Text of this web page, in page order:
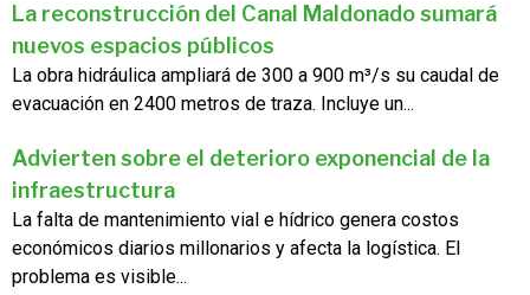
La reconstrucción del Canal Maldonado sumará
nuevos espacios públicos
La obra hidráulica ampliará de 300 a 900 m³/s su caudal de
evacuación en 2400 metros de traza. Incluye un...
Advierten sobre el deterioro exponencial de la
infraestructura
La falta de mantenimiento vial e hídrico genera costos
económicos diarios millonarios y afecta la logística. El
problema es visible...